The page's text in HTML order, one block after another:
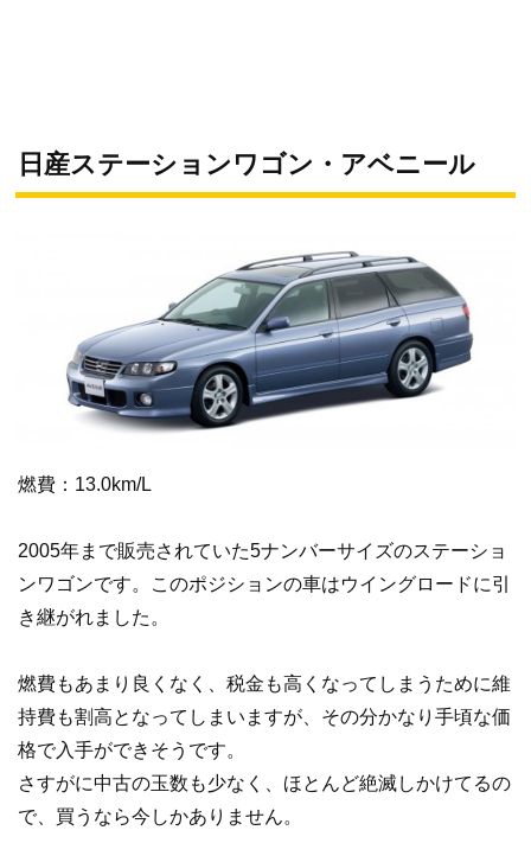
日産ステーションワゴン・アベニール
燃費：13.0km/L
2005年まで販売されていた5ナンバーサイズのステーショ
ンワゴンです。このポジションの車はウイングロードに引
き継がれました。
燃費もあまり良くなく、税金も高くなってしまうために維
持費も割高となってしまいますが、その分かなり手頃な価
格で入手ができそうです。
さすがに中古の玉数も少なく、ほとんど絶滅しかけてるの
で、買うなら今しかありません。